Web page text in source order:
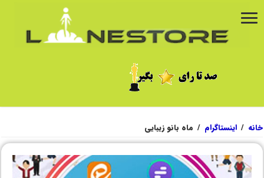
خانه / اینستاگرام / ماه بانو زیبایی